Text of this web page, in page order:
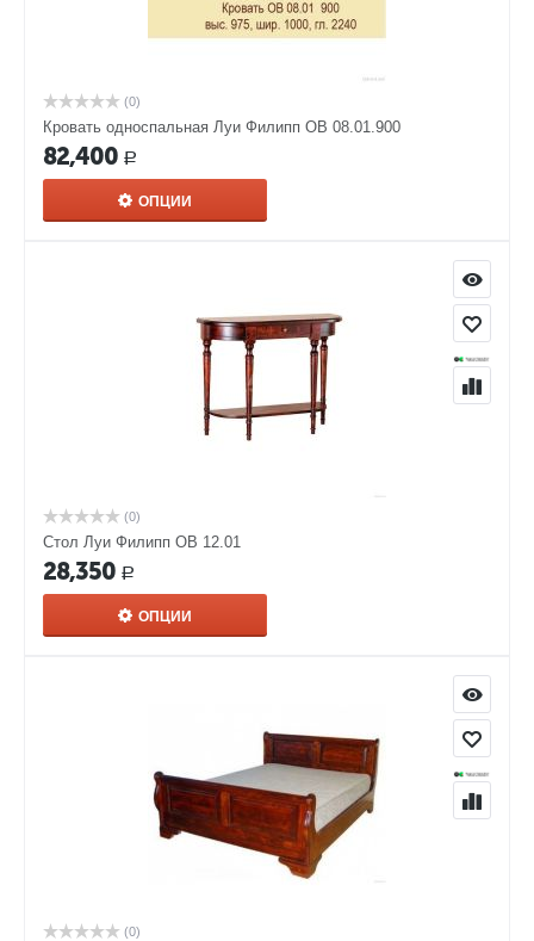
(0)
Кровать односпальная Луи Филипп ОВ 08.01.900
82,400 Р
ОПЦИИ
(0)
Стол Луи Филипп ОВ 12.01
28,350 Р
ОПЦИИ
(0)